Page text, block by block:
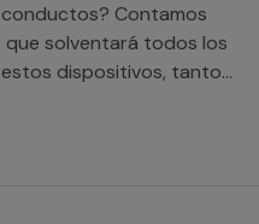
Contamos
que solventará todos los
dispositivos, tanto